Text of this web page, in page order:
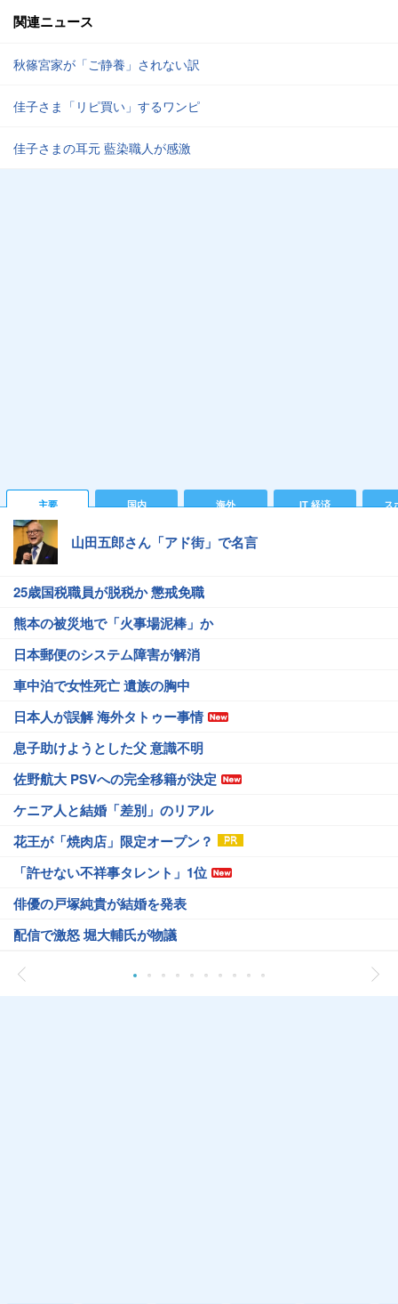
関連ニュース
秋篠宮家が「ご静養」されない訳
佳子さま「リピ買い」するワンピ
佳子さまの耳元 藍染職人が感激
主要 国内 海外 IT 経済 ス
山田五郎さん「アド街」で名言
25歳国税職員が脱税か 懲戒免職
熊本の被災地で「火事場泥棒」か
日本郵便のシステム障害が解消
車中泊で女性死亡 遺族の胸中
日本人が誤解 海外タトゥー事情
息子助けようとした父 意識不明
佐野航大 PSVへの完全移籍が決定
ケニア人と結婚「差別」のリアル
花王が「焼肉店」限定オープン？
「許せない不祥事タレント」1位
俳優の戸塚純貴が結婚を発表
配信で激怒 堀大輔氏が物議